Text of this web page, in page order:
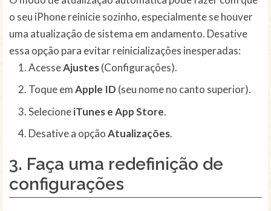
o seu iPhone reinicie sozinho, especialmente se houver
uma atualização de sistema em andamento. Desative
essa opção para evitar reinicializações inesperadas:
AcesseAjustes(Configurações).
Toque emApple ID (seu nome no canto superior).
SelecioneiTunes e App Store.
Desative a opçãoAtualizações.
3. Faça uma redefinição de
configurações